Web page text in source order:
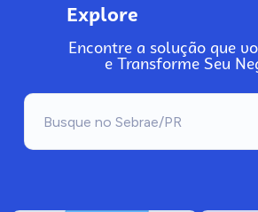
Explore
Encontre a solução que
e Transforme Seu